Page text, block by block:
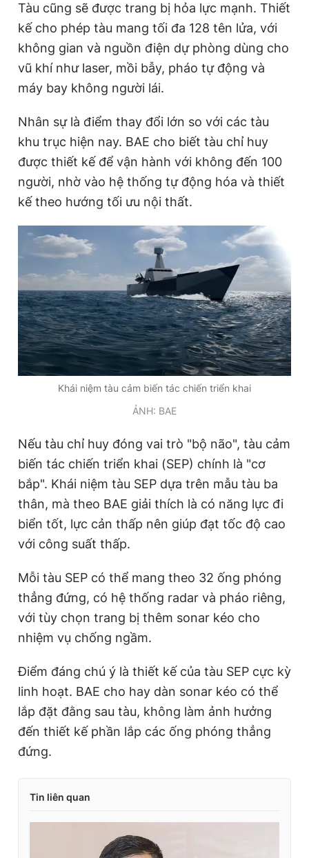
Tàu cũng sẽ được trang bị hỏa lực mạnh. Thiết
kế cho phép tàu mang tối đa 128 tên lửa, với
không gian và nguồn điện dự phòng dùng cho
vũ khí như laser, mồi bẫy, pháo tự động và
máy bay không người lái.
Nhân sự là điểm thay đổi lớn so với các tàu
khu trục hiện nay. BAE cho biết tàu chỉ huy
được thiết kế để vận hành với không đến 100
người, nhờ vào hệ thống tự động hóa và thiết
kế theo hướng tối ưu nội thất.
Khái niệm tàu cảm biến tác chiến triển khai
ẢNH: BAE
Nếu tàu chỉ huy đóng vai trò "bộ não", tàu cảm
biến tác chiến triển khai (SEP) chính là "cơ
bắp". Khái niệm tàu SEP dựa trên mẫu tàu ba
thân, mà theo BAE giải thích là có năng lực đi
biển tốt, lực cản thấp nên giúp đạt tốc độ cao
với công suất thấp.
Mỗi tàu SEP có thể mang theo 32 ống phóng
thẳng đứng, có hệ thống radar và pháo riêng,
với tùy chọn trang bị thêm sonar kéo cho
nhiệm vụ chống ngầm.
Điểm đáng chú ý là thiết kế của tàu SEP cực kỳ
linh hoạt. BAE cho hay dàn sonar kéo có thể
lắp đặt đằng sau tàu, không làm ảnh hưởng
đến thiết kế phần lắp các ống phóng thẳng
đứng.
Tin liên quan